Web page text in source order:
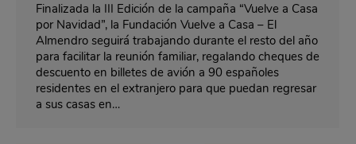
Finalizada la III Edición de la campaña “Vuelve a Casa
por Navidad”, la Fundación Vuelve a Casa – El
Almendro seguirá trabajando durante el resto del año
para facilitar la reunión familiar, regalando cheques de
descuento en billetes de avión a 90 españoles
residentes en el extranjero para que puedan regresar
a sus casas en…